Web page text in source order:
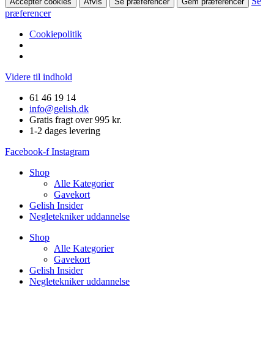
præferencer
Cookiepolitik
Videre til indhold
61 46 19 14
info@gelish.dk
Gratis fragt over 995 kr.
1-2 dages levering
Facebook-f Instagram
Shop
Alle Kategorier
Gavekort
Gelish Insider
Negletekniker uddannelse
Shop
Alle Kategorier
Gavekort
Gelish Insider
Negletekniker uddannelse